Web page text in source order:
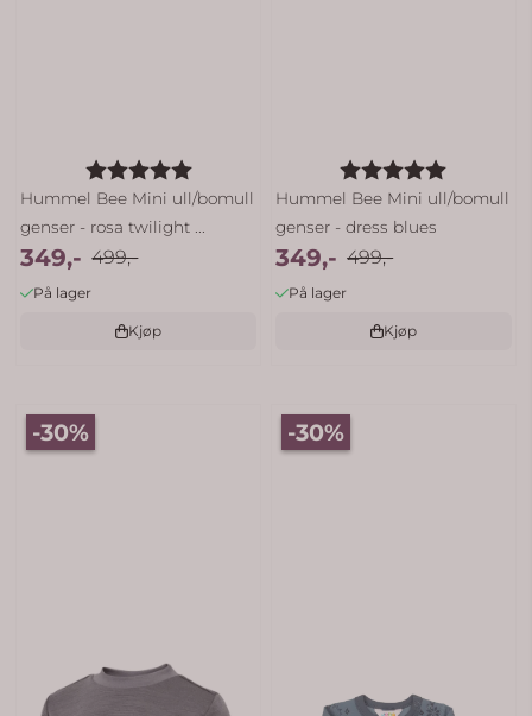
Karakter: 5.0 av 5 mulige
Hummel Bee Mini ull/bomull
genser - rosa twilight ...
349,- 499,-
På lager
Kjøp
Karakter:
Hummel Bee Mini ull/bomull
genser - dress blues
349,- 499,-
På lager
Kjøp
-30% -30%